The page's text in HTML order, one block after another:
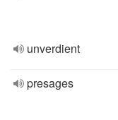
unverdient
presages